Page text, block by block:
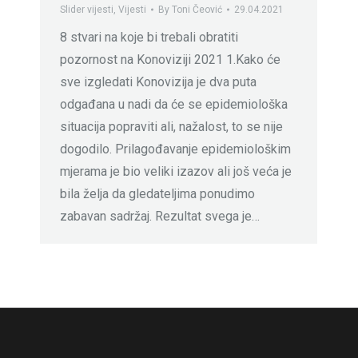
Slider vijesti, Vijesti By Toni Čeović 29.04.2021
8 stvari na koje bi trebali obratiti
pozornost na Konoviziji 2021 1.Kako će
sve izgledati Konovizija je dva puta
odgađana u nadi da će se epidemiološka
situacija popraviti ali, nažalost, to se nije
dogodilo. Prilagođavanje epidemiološkim
mjerama je bio veliki izazov ali još veća je
bila želja da gledateljima ponudimo
zabavan sadržaj. Rezultat svega je…